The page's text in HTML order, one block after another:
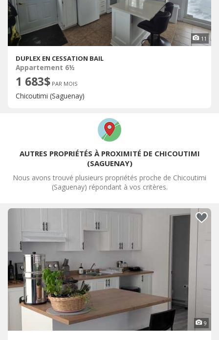
11
DUPLEX EN CESSATION BAIL
Appartement 6½
1 683$ PAR MOIS
Chicoutimi (Saguenay)
AUTRES PROPRIÉTÉS À PROXIMITÉ DE CHICOUTIMI
(SAGUENAY)
Nous avons trouvé plusieurs propriétés proche de Chicoutimi
(Saguenay) répondant à vos critères.
9